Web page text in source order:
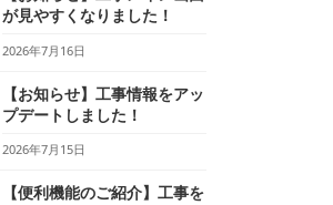
が見やすくなりました！
2026年7月16日
【お知らせ】工事情報をアッ
プデートしました！
2026年7月15日
【便利機能のご紹介】工事を